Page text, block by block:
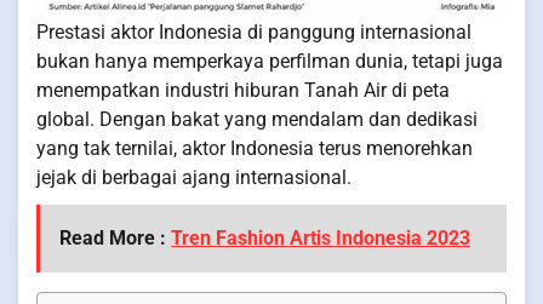
Prestasi aktor Indonesia di panggung internasional
bukan hanya memperkaya perfilman dunia, tetapi juga
menempatkan industri hiburan Tanah Air di peta
global. Dengan bakat yang mendalam dan dedikasi
yang tak ternilai, aktor Indonesia terus menorehkan
jejak di berbagai ajang internasional.
Read More : Tren Fashion Artis Indonesia 2023